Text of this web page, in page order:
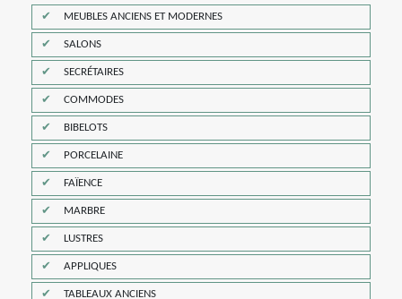
MEUBLES ANCIENS ET MODERNES
SALONS
SECRÉTAIRES
COMMODES
BIBELOTS
PORCELAINE
FAÏENCE
MARBRE
LUSTRES
APPLIQUES
TABLEAUX ANCIENS